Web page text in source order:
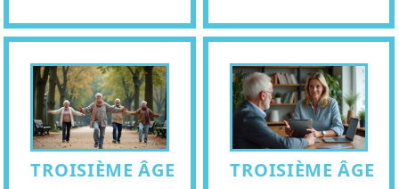
TROISIÈME ÂGE TROISIÈME ÂGE